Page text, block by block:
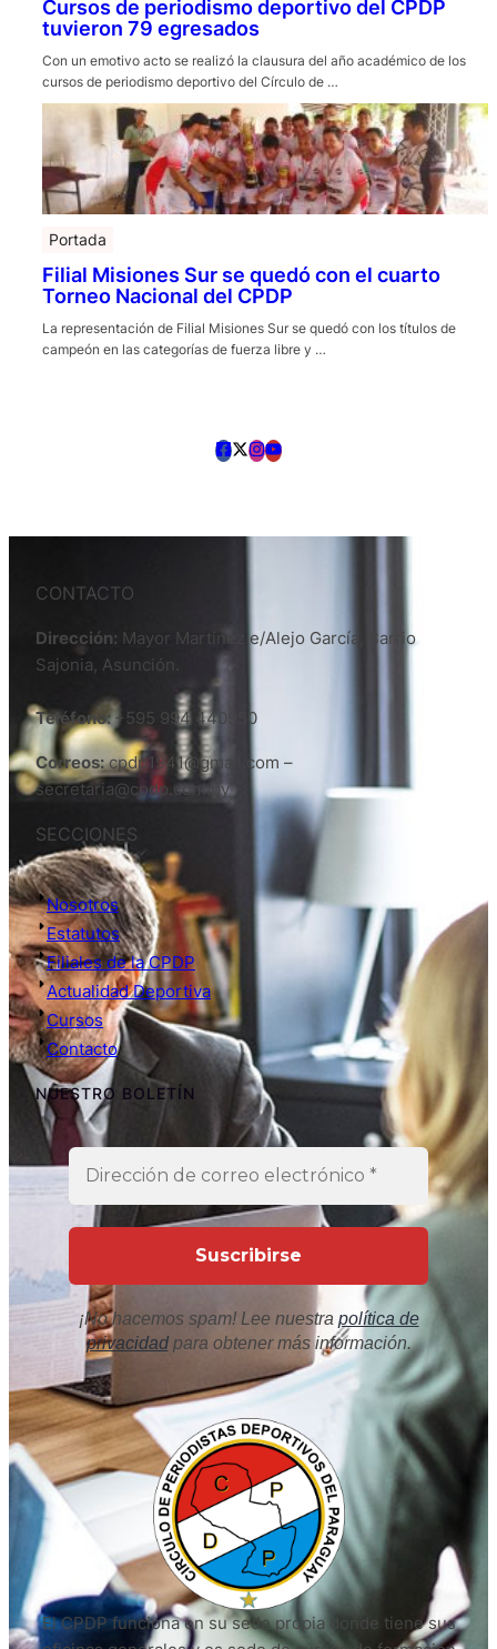
Cursos de periodismo deportivo del CPDP
tuvieron 79 egresados
Con un emotivo acto se realizó la clausura del año académico de los
cursos de periodismo deportivo del Círculo de …
Portada
Filial Misiones Sur se quedó con el cuarto
Torneo Nacional del CPDP
La representación de Filial Misiones Sur se quedó con los títulos de
campeón en las categorías de fuerza libre y …
CONTACTO
Dirección: Mayor Martinez e/Alejo García, Barrio
Sajonia, Asunción.
Teléfono:+595 994 440950
Correos:cpdp1941@gmail.com –
secretaria@cpdp.com.py
SECCIONES
Nosotros
Estatutos
Filiales de la CPDP
Actualidad Deportiva
Cursos
Contacto
NUESTRO BOLETÍN
¡No hacemos spam! Lee nuestra política de
privacidadpara obtener más información.
El CPDP funciona en su sede propia donde tiene sus